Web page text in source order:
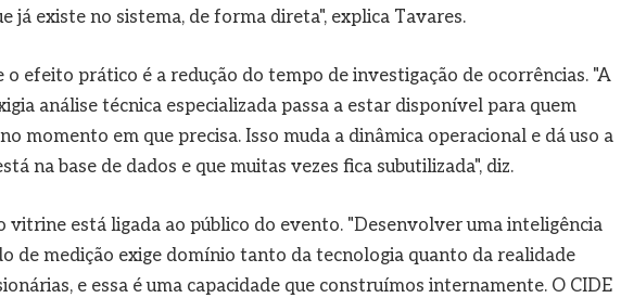
já existe no sistema, de forma direta", explica Tavares.
o efeito prático é a redução do tempo de investigação de ocorrências. "A
análise técnica especializada passa a estar disponível para quem
momento em que precisa. Isso muda a dinâmica operacional e dá uso a
na base de dados e que muitas vezes fica subutilizada", diz.
vitrine está ligada ao público do evento. "Desenvolver uma inteligência
de medição exige domínio tanto da tecnologia quanto da realidade
e essa é uma capacidade que construímos internamente. O CIDE